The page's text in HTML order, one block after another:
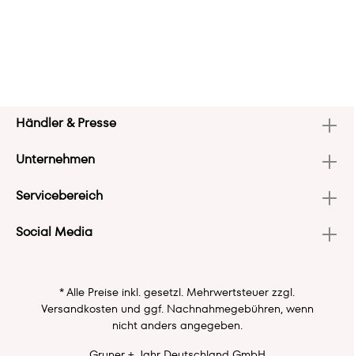
Händler & Presse
Unternehmen
Servicebereich
Social Media
* Alle Preise inkl. gesetzl. Mehrwertsteuer zzgl.
Versandkosten und ggf. Nachnahmegebühren, wenn
nicht anders angegeben.